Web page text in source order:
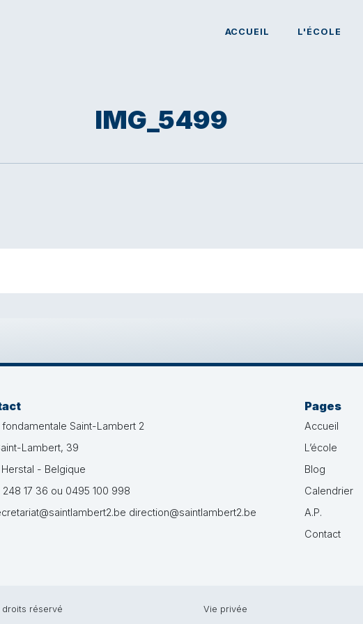
ACCUEIL L'ÉCOLE
IMG_5499
fondamentale Saint-Lambert 2
Lambert, 39
- Belgique
248 17 36 ou 0495 100 998
direction@saintlambert2.be
Pages
Accueil
L’école
Blog
Calendrier
A.P.
Contact
réservé Vie privée